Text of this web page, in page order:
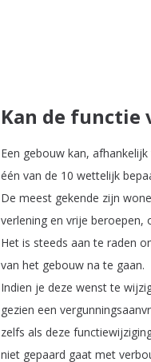
Kan de functie
Een gebouw kan, afhankelijk
één van de 10 wettelijk
De meest gekende zijn
verlening en vrije beroepen,
Het is steeds aan te raden
van het gebouw na te gaan.
Indien je deze wenst te
gezien een
zelfs als deze
niet gepaard gaat met